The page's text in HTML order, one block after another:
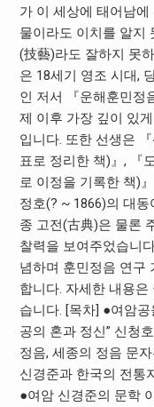
가 이 세상에 태어남
물이라도 이치를 알지
(技藝)라도 잘하지 못
은 18세기 영조 시대,
인 저서 『운해훈민정
제 이후 가장 깊이 있
입니다. 또한 선생은
표로 정리한 책)』, 『
로 이정을 기록한 책)
정호(? ~ 1866)의 대
종 고전(古典)은 물론
찰력을 보여주었습니
념하며 훈민정음 연구
합니다. 자세한 내용
습니다. [목차] ●여암
공의 혼과 정신” 신청
정음, 세종의 정음 문
신경준과 한국의 전통
●여암 신경준의 문학